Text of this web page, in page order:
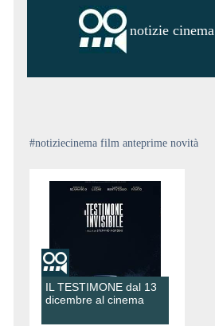
notizie cinema
#notiziecinema film anteprime novità
IL TESTIMONE dal 13
dicembre al cinema